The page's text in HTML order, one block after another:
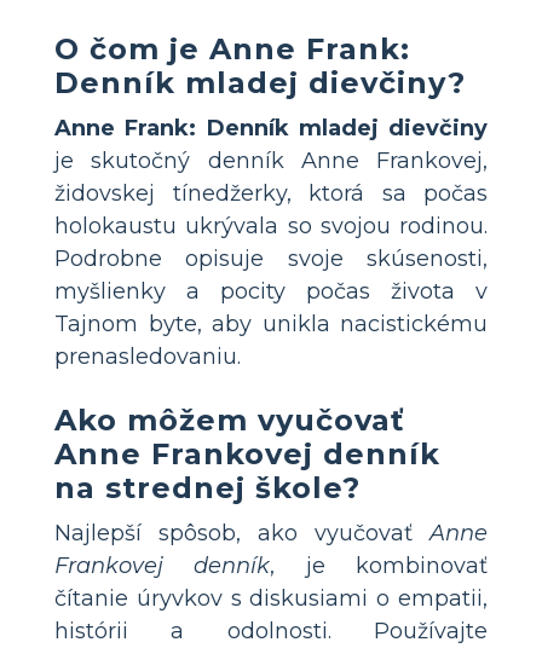
O čom je Anne Frank:
Denník mladej dievčiny?
Anne Frank: Denník mladej dievčiny
je skutočný denník Anne Frankovej,
židovskej tínedžerky, ktorá sa počas
holokaustu ukrývala so svojou rodinou.
Podrobne opisuje svoje skúsenosti,
myšlienky a pocity počas života v
Tajnom byte, aby unikla nacistickému
prenasledovaniu.
Ako môžem vyučovať
Anne Frankovej denník
na strednej škole?
Najlepší spôsob, ako vyučovaťAnne
Frankovej denník, je kombinovať
čítanie úryvkov s diskusiami o empatii,
histórii a odolnosti. Používajte